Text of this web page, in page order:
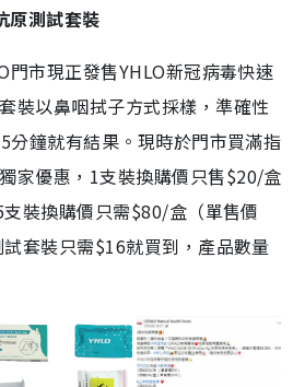
原測試套裝
門市現正發售YHLO新冠病毒快速
裝以鼻咽拭子方式採樣，準確性
分鐘就有結果。現時於門市買滿指
家優惠，1支裝換購價只售$20/盒
支裝換購價只需$80/盒（單售價
套裝只需$16就買到，產品數量